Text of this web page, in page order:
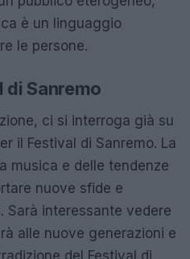
è un linguaggio
le persone.
di Sanremo
ci si interroga già su
il Festival di Sanremo. La
musica e delle tendenze
nuove sfide e
Sarà interessante vedere
alle nuove generazioni e
del Festival di